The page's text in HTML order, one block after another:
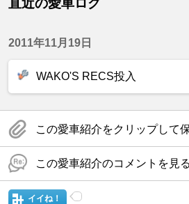
2011年11月19日
WAKO'S RECS投入
この愛車紹介をクリップして
この愛車紹介のコメントを見る
イイね！